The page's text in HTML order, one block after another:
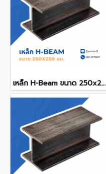
เหล็ก H-Beam ขนาด 250x250 mm.